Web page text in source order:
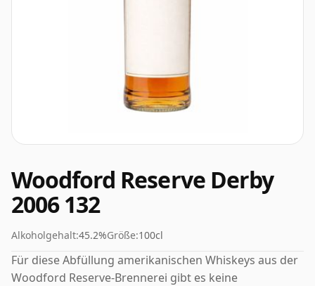
Woodford Reserve Derby
2006 132
Alkoholgehalt:45.2%Größe:100cl
Für diese Abfüllung amerikanischen Whiskeys aus der
Woodford Reserve-Brennerei gibt es keine